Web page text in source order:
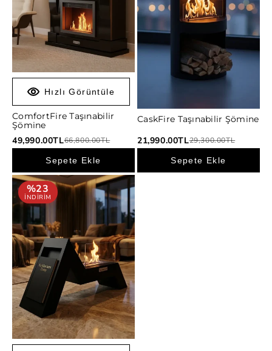
Hızlı Görüntüle
ComfortFire Taşınabilir
Şömine
İndirimli
49,990.00TLNormal
66,800.00TL
Sepete Ekle
Hızlı Görüntüle
CaskFire Taşınabilir Şömine
İndirimli
21,990.00TLNormal
29,300.00TL
Sepete Ekle
%23
INDIRIM